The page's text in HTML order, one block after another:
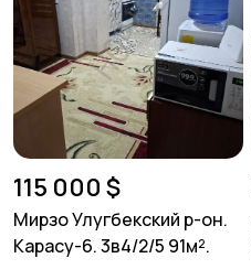
115 000 $
Мирзо Улугбекский р-он.
Карасу-6. 3в4/2/5 91м².